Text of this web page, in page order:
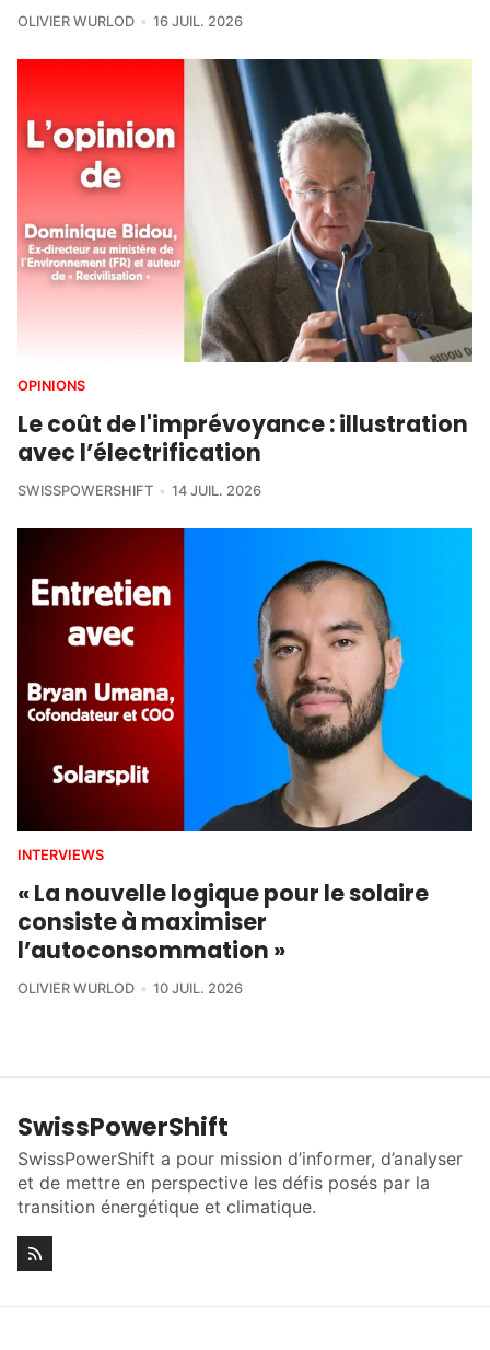
OLIVIER WURLOD 16 JUIL. 2026
OPINIONS
Le coût de l'imprévoyance : illustration
avec l’électrification
SWISSPOWERSHIFT 14 JUIL. 2026
INTERVIEWS
« La nouvelle logique pour le solaire
consiste à maximiser
l’autoconsommation »
OLIVIER WURLOD 10 JUIL. 2026
SwissPowerShift
SwissPowerShift a pour mission d’informer, d’analyser
et de mettre en perspective les défis posés par la
transition énergétique et climatique.